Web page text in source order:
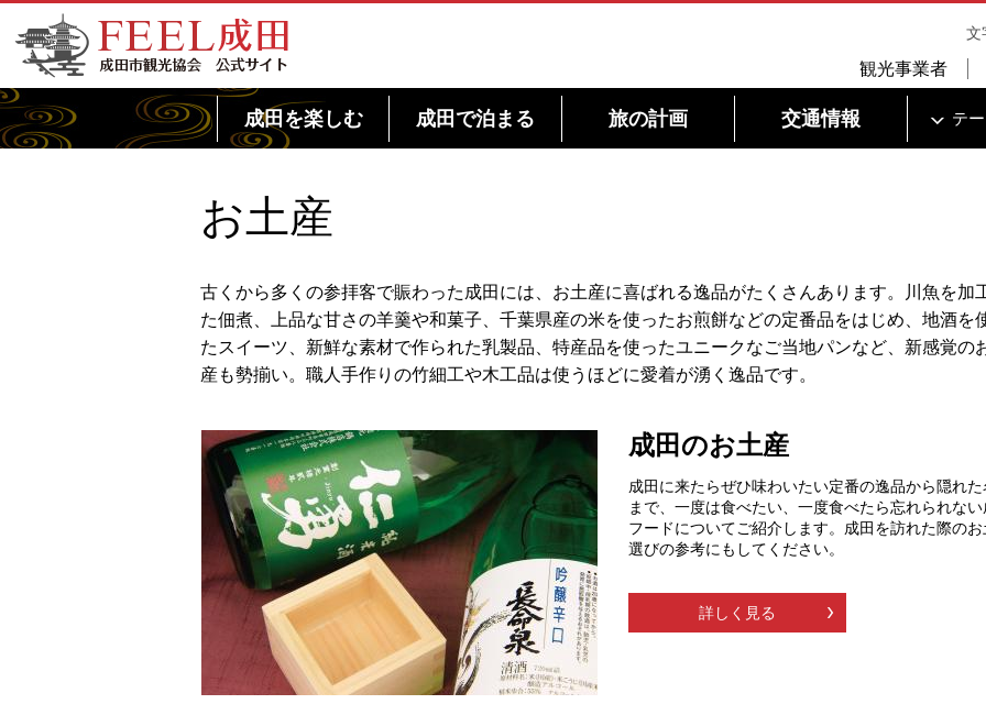
FEEL成田 成田市観光協会 公式サイト
文
観光事業者
成田を楽しむ 成田で泊まる 旅の計画 交通情報 テ
お土産
古くから多くの参拝客で賑わった成田には、お土産に喜ばれる逸品がたくさんあります。川魚を加
た佃煮、上品な甘さの羊羹や和菓子、千葉県産の米を使ったお煎餅などの定番品をはじめ、地酒を
たスイーツ、新鮮な素材で作られた乳製品、特産品を使ったユニークなご当地パンなど、新感覚の
産も勢揃い。職人手作りの竹細工や木工品は使うほどに愛着が湧く逸品です。
成田のお土産
成田に来たらぜひ味わいたい定番の逸品から隠れた
まで、一度は食べたい、一度食べたら忘れられな
フードについてご紹介します。成田を訪れた際のお
選びの参考にもしてください。
詳しく見る